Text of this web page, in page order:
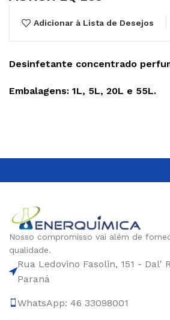
Adicionar à Lista de Desejos
Desinfetante concentrado
Embalagens: 1L, 5L, 20L e 55L.
Nosso compromisso vai além de
qualidade.
Rua Ledovino Fasolin, 151 - Dal'
Paraná
WhatsApp: 46 33098001